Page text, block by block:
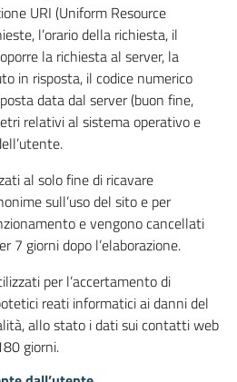
URI (Uniform Resource
l’orario della richiesta, il
la richiesta al server, la
in risposta, il codice numerico
data dal server (buon fine,
relativi al sistema operativo e
al solo fine di ricavare
sull’uso del sito e per
e vengono cancellati
7 giorni dopo l’elaborazione.
per l’accertamento di
reati informatici ai danni del
allo stato i dati sui contatti web
giorni.